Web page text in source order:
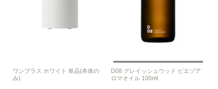
ワンプラス ホワイト 単品(本体の
み)
D08 グレイッシュウッド ピエゾア
ロマオイル 100ml